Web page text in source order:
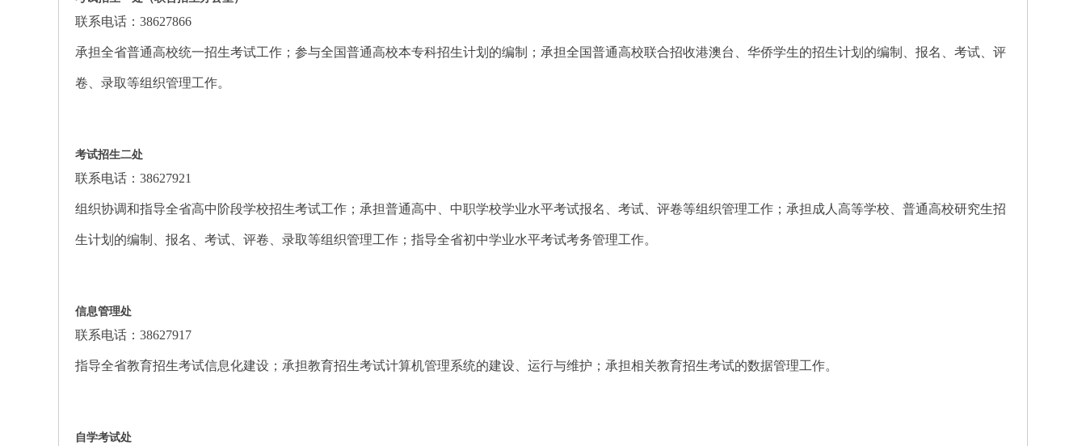
联系电话：38627866
承担全省普通高校统一招生考试工作；参与全国普通高校本专科招生计划的编制；承担全国普通高校联合招收港澳台、华侨学生的招生计划的编制、报名、考试、评
卷、录取等组织管理工作。
考试招生二处
联系电话：38627921
组织协调和指导全省高中阶段学校招生考试工作；承担普通高中、中职学校学业水平考试报名、考试、评卷等组织管理工作；承担成人高等学校、普通高校研究生招
生计划的编制、报名、考试、评卷、录取等组织管理工作；指导全省初中学业水平考试考务管理工作。
信息管理处
联系电话：38627917
指导全省教育招生考试信息化建设；承担教育招生考试计算机管理系统的建设、运行与维护；承担相关教育招生考试的数据管理工作。
自学考试处